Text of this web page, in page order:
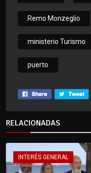
Remo Monzeglio
ministerio Turismo
puerto
RELACIONADAS
INTERÉS GENERAL